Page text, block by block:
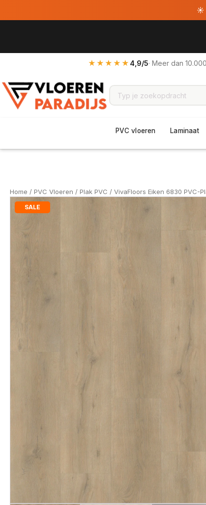
☀
★★★★★ 4,9/5· Meer dan
PVC vloeren Laminaat
Home / PVC Vloeren / Plak PVC / VivaFloors Eiken 6830 PVC-
SALE